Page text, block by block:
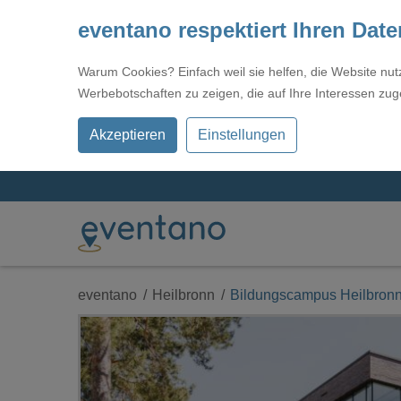
eventano respektiert Ihren
Warum Cookies? Einfach weil sie helfen, die Website
Werbebotschaften zu zeigen, die auf Ihre Interessen
Akzeptieren Einstellungen
eventano Heilbronn Bildungscampus Heilbronn